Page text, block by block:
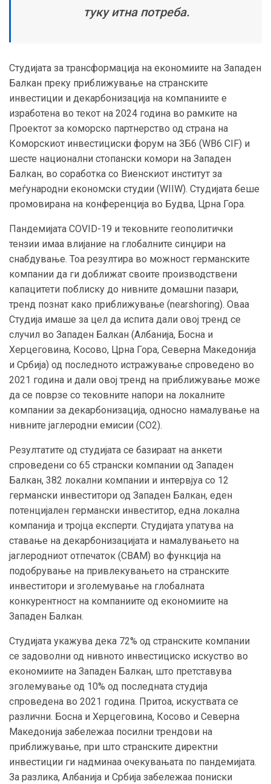
туку итна потреба.
Студијата за трансформација на економиите на Западен
Балкан преку приближување на странските
инвестиции и декарбонизација на компаниите е
изработена во текот на 2024 година во рамките на
Проектот за коморско партнерство од страна на
Коморскиот инвестициски форум на ЗБ6 (WB6 CIF) и
шесте национални стопански комори на Западен
Балкан, во соработка со Виенскиот институт за
меѓународни економски студии (WIIW). Студијата беше
промовирана на конференција во Будва, Црна Гора.
Пандемијата COVID-19 и тековните геополитички
тензии имаа влијание на глобалните синџири на
снабдување. Тоа резултира во можност германските
компании да ги доближат своите производствени
капацитети поблиску до нивните домашни пазари,
тренд познат како приближување (nearshoring). Оваа
Студија имаше за цел да испита дали овој тренд се
случил во Западен Балкан (Албанија, Босна и
Херцеговина, Косово, Црна Гора, Северна Македонија
и Србија) од последното истражување спроведено во
2021 година и дали овој тренд на приближување може
да се поврзе со тековните напори на локалните
компании за декарбонизација, односно намалување на
нивните јаглеродни емисии (CO2).
Резултатите од студијата се базираат на анкети
спроведени со 65 странски компании од Западен
Балкан, 382 локални компании и интервјуа со 12
германски инвеститори од Западен Балкан, еден
потенцијален германски инвеститор, една локална
компанија и тројца експерти. Студијата упатува на
ставање на декарбонизацијата и намалувањето на
јаглеродниот отпечаток (CBAM) во функција на
подобрување на привлекувањето на странските
инвеститори и зголемување на глобалната
конкурентност на компаниите од економиите на
Западен Балкан.
Студијата укажува дека 72% од странските компании
се задоволни од нивното инвестициско искуство во
економиите на Западен Балкан, што претставува
зголемување од 10% од последната студија
спроведена во 2021 година. Притоа, искуствата се
различни. Босна и Херцеговина, Косово и Северна
Македонија забележаа посилни трендови на
приближување, при што странските директни
инвестиции ги надминаа очекувањата по пандемијата.
За разлика, Албанија и Србија забележаа пониски